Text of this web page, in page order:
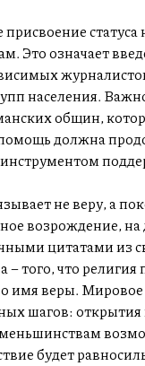
Это означает
населения.
общин,
должна
не веру, а
возрождение, на
цитатами из
– того, что
имя веры.
шагов:
будет